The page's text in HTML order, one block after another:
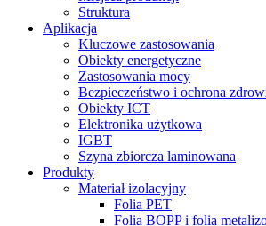
Struktura
Aplikacja
Kluczowe zastosowania
Obiekty energetyczne
Zastosowania mocy
Bezpieczeństwo i ochrona
Obiekty ICT
Elektronika użytkowa
IGBT
Szyna zbiorcza laminowana
Produkty
Materiał izolacyjny
Folia PET
Folia BOPP i folia